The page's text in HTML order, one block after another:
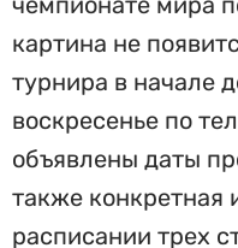
картина не
турнира в начале
воскресенье по
объявлены даты
также конкретная
расписании трех